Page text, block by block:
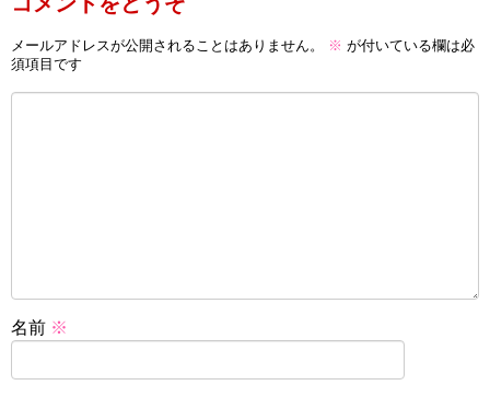
メールアドレスが公開されることはありません。 ※ が付いている欄は必
須項目です
名前 ※